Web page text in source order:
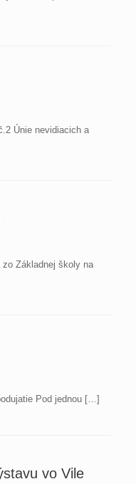
Únie nevidiacich a
zo Základnej školy na
Pod jednou […]
vo Vile